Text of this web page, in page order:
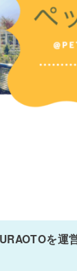
を運